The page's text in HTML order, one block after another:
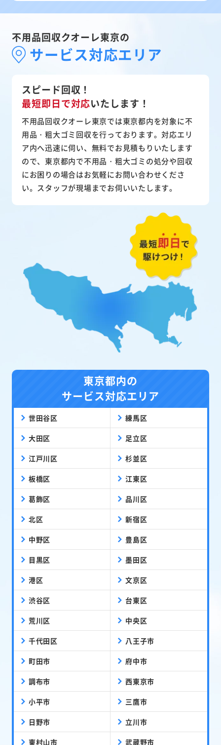
不用品回収クオーレ東京の
サービス対応エリア
スピード回収！
最短即日で対応いたします！
不用品回収クオーレ東京では東京都内を対象に不
用品・粗大ゴミ回収を行っております。対応エリ
ア内へ迅速に伺い、無料でお見積もりいたします
ので、東京都内で不用品・粗大ゴミの処分や回収
にお困りの場合はお気軽にお問い合わせくださ
い。スタッフが現場までお伺いいたします。
東京都内の
サービス対応エリア
世田谷区 練馬区
大田区 足立区
江戸川区 杉並区
板橋区 江東区
葛飾区 品川区
北区 新宿区
中野区 豊島区
目黒区 墨田区
港区 文京区
渋谷区 台東区
荒川区 中央区
千代田区 八王子市
町田市 府中市
調布市 西東京市
小平市 三鷹市
日野市 立川市
東村山市 武蔵野市